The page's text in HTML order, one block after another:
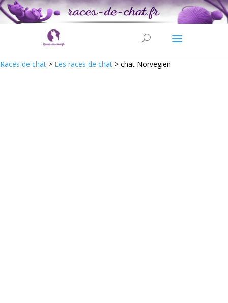
Races de chat > Les races de chat > chat Norvegien